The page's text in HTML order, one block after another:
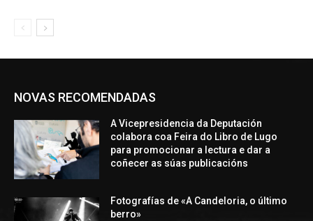
NOVAS RECOMENDADAS
A Vicepresidencia da Deputación
colabora coa Feira do Libro de Lugo
para promocionar a lectura e dar a
coñecer as súas publicacións
Fotografías de «A Candeloria, o último
berro»